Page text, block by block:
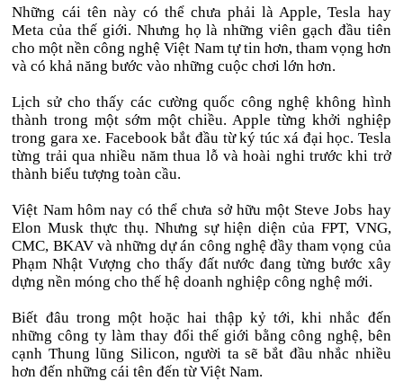
Những cái tên này có thể chưa phải là Apple, Tesla hay
Meta của thế giới. Nhưng họ là những viên gạch đầu tiên
cho một nền công nghệ Việt Nam tự tin hơn, tham vọng hơn
và có khả năng bước vào những cuộc chơi lớn hơn.
Lịch sử cho thấy các cường quốc công nghệ không hình
thành trong một sớm một chiều. Apple từng khởi nghiệp
trong gara xe. Facebook bắt đầu từ ký túc xá đại học. Tesla
từng trải qua nhiều năm thua lỗ và hoài nghi trước khi trở
thành biểu tượng toàn cầu.
Việt Nam hôm nay có thể chưa sở hữu một Steve Jobs hay
Elon Musk thực thụ. Nhưng sự hiện diện của FPT, VNG,
CMC, BKAV và những dự án công nghệ đầy tham vọng của
Phạm Nhật Vượng cho thấy đất nước đang từng bước xây
dựng nền móng cho thế hệ doanh nghiệp công nghệ mới.
Biết đâu trong một hoặc hai thập kỷ tới, khi nhắc đến
những công ty làm thay đổi thế giới bằng công nghệ, bên
cạnh Thung lũng Silicon, người ta sẽ bắt đầu nhắc nhiều
hơn đến những cái tên đến từ Việt Nam.